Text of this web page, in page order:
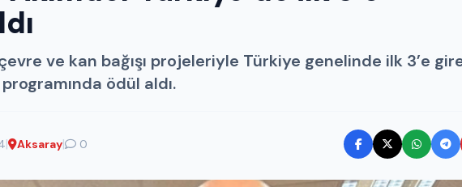
ve kan bağışı projeleriyle Türkiye genelinde ilk 3’e
ödül aldı.
| Aksaray| 0